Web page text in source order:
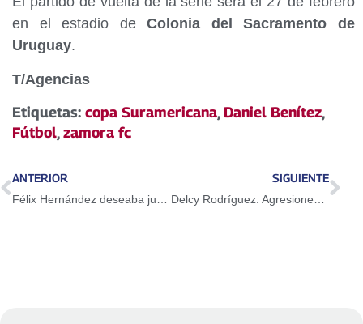
en el estadio deColonia del Sacramento de
Uruguay.
T/Agencias
Etiquetas: copa Suramericana, Daniel Benítez,
Fútbol,zamora fc
ANTERIOR SIGUIENTE